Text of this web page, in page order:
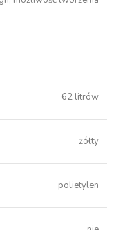
62 litrów
żółty
polietylen